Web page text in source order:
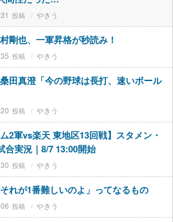
やきう
剛也、一軍昇格が秒読み！
やきう
桑田真澄「今の野球は長打、速いボール
やきう
ム2軍vs楽天 東地区13回戦】スタメン・
合実況｜8/7 13:00開始
やきう
それが1番難しいのよ」ってなるもの
やきう